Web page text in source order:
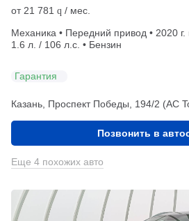
от 21 781 q / мес.
Механика • Передний привод • 2020
1.6 л. / 106 л.с. • Бензин
Гарантия
Казань, Проспект Победы, 194/2 (АС
Позвонить в
Еще 4 похожих авто